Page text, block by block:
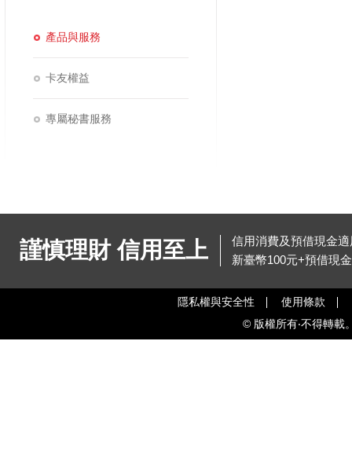
產品與服務
卡友權益
專屬秘書服務
謹慎理財 信用至上
信用消費及預借現金
新臺幣100元+預借現
隱私權與安全性
使用條款
© 版權所有‧不得轉載